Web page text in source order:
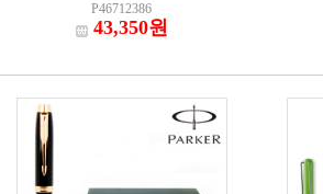
P46712386
43,350원